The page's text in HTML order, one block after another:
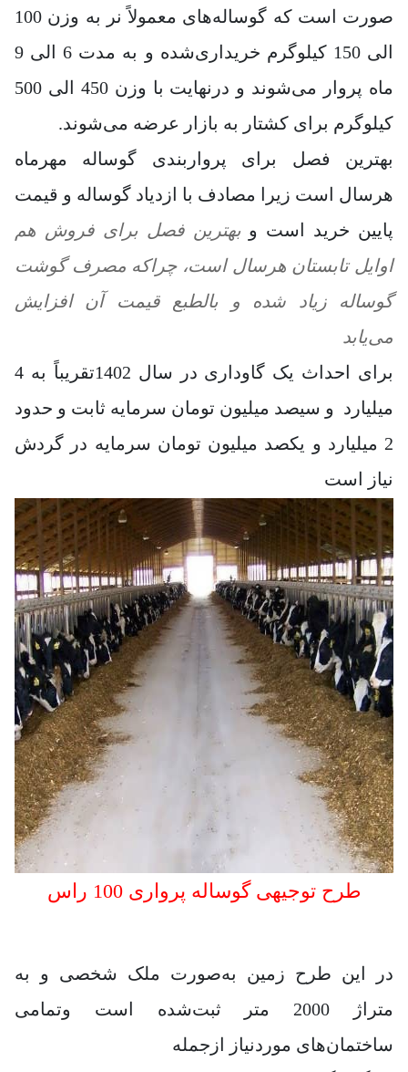
صورت است که گوساله‌های معمولاً نر به وزن 100
الی 150 کیلوگرم خریداری‌شده و به مدت 6 الی 9
ماه پروار می‌شوند و درنهایت با وزن 450 الی 500
کیلوگرم برای کشتار به بازار عرضه می‌شوند.
بهترین فصل برای پرواربندی گوساله مهرماه
هرسال است زیرا مصادف با ازدیاد گوساله و قیمت
پایین خرید است و بهترین فصل برای فروش هم
اوایل تابستان هرسال است، چراکه مصرف گوشت
گوساله زیاد شده و بالطبع قیمت آن افزایش
می‌یابد
برای احداث یک گاوداری در سال 1402تقریباً به 4
میلیارد و سیصد میلیون تومان سرمایه ثابت و حدود
2 میلیارد و یکصد میلیون تومان سرمایه در گردش
نیاز است
طرح توجیهی گوساله پرواری 100 راس
در این طرح زمین به‌صورت ملک شخصی و به
متراژ 2000 متر ثبت‌شده است وتمامی
ساختمان‌های موردنیاز ازجمله